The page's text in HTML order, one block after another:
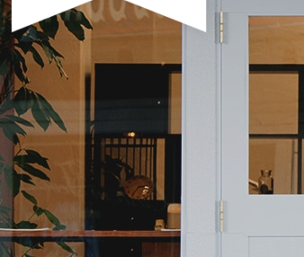
指輪ができる
三重店